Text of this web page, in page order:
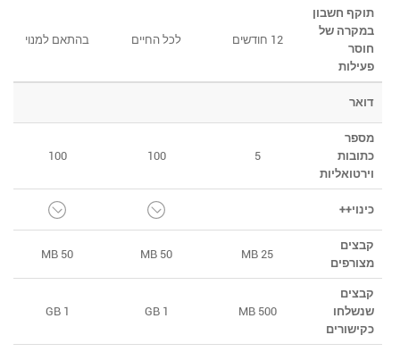
תוקף חשבון
במקרה של
חוסר
פעילות
12 חודשים לכל החיים בהתאם למנוי
דואר
מספר
כתובות
וירטואליות
5
100
100
כינוי++
קבצים
מצורפים
25 MB
50 MB
50 MB
קבצים
שנשלחו
כקישורים
500 MB
1 GB
1 GB